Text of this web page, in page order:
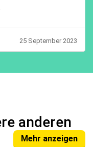
25 September 2023
anderen
Mehr anzeigen